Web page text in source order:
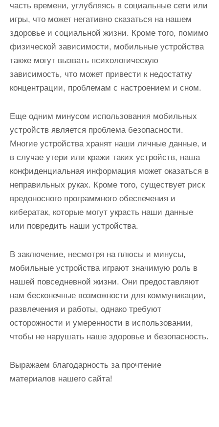
часть времени, углубляясь в социальные сети или
игры, что может негативно сказаться на нашем
здоровье и социальной жизни. Кроме того, помимо
физической зависимости, мобильные устройства
также могут вызвать психологическую
зависимость, что может привести к недостатку
концентрации, проблемам с настроением и сном.
Еще одним минусом использования мобильных
устройств является проблема безопасности.
Многие устройства хранят наши личные данные, и
в случае утери или кражи таких устройств, наша
конфиденциальная информация может оказаться в
неправильных руках. Кроме того, существует риск
вредоносного программного обеспечения и
кибератак, которые могут украсть наши данные
или повредить наши устройства.
В заключение, несмотря на плюсы и минусы,
мобильные устройства играют значимую роль в
нашей повседневной жизни. Они предоставляют
нам бесконечные возможности для коммуникации,
развлечения и работы, однако требуют
осторожности и умеренности в использовании,
чтобы не нарушать наше здоровье и безопасность.
Выражаем благодарность за прочтение
материалов нашего сайта!